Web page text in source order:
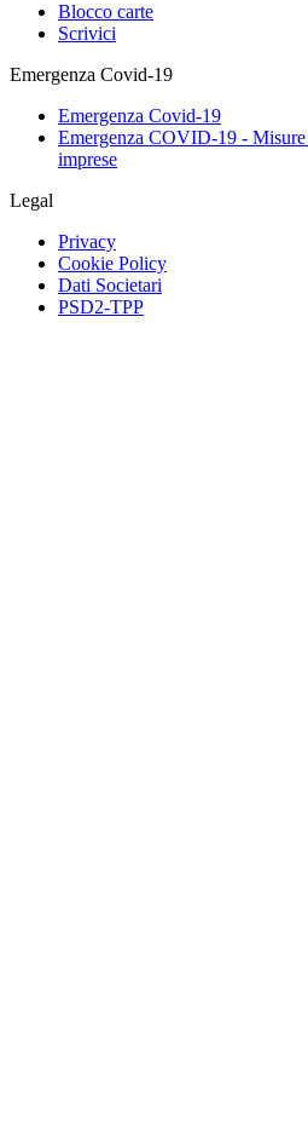
Blocco carte
Scrivici
Emergenza Covid-19
Emergenza Covid-19
Emergenza COVID-19 -
imprese
Legal
Privacy
Cookie Policy
Dati Societari
PSD2-TPP